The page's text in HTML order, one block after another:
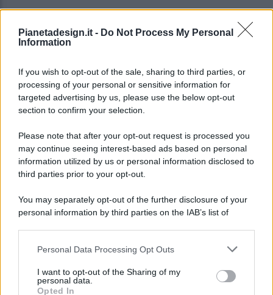
Pianetadesign.it - Do Not Process My Personal
Information
If you wish to opt-out of the sale, sharing to third parties, or
processing of your personal or sensitive information for
targeted advertising by us, please use the below opt-out
section to confirm your selection.
Please note that after your opt-out request is processed you
may continue seeing interest-based ads based on personal
information utilized by us or personal information disclosed to
third parties prior to your opt-out.
You may separately opt-out of the further disclosure of your
personal information by third parties on the IAB’s list of
This information may also be disclosed by us to third parties
disclose it to other third parties.
Personal Data Processing Opt Outs
I want to opt-out of the Sharing of my
personal data.
Opted In
© 2026 - Pianeta Design - P.IVA 04827280654 - Testata
Registrata Al Tribunale Di Nocera Inferiore N. 8/2020 - RG N.
ISCRIZIONE AL ROC N. 35792 – ISCRITTA ALL’ANSO
(ASSOCIAZIONE NAZIONALE STAMPA ONLINE)
PREFERENZE PRIVACY